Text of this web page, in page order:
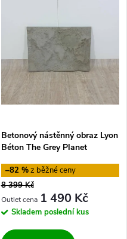
Betonový nástěnný obraz Lyon
Béton The Grey Planet
–82 %
8 399 Kč
1 490 Kč
Skladem poslední kus